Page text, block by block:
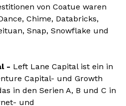
von Coatue waren
Chime, Databricks,
Snap, Snowflake und
- Left Lane Capital ist ein in
Capital- und Growth
in den Serien A, B und C in
und